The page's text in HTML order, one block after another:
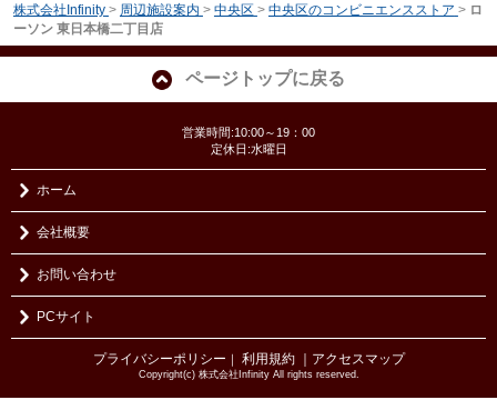
株式会社Infinity > 周辺施設案内 > 中央区 > 中央区のコンビニエンスストア > ロ
ーソン 東日本橋二丁目店
ページトップに戻る
営業時間:10:00～19：00
定休日:水曜日
ホーム
会社概要
お問い合わせ
PCサイト
プライバシーポリシー ｜ 利用規約 ｜アクセスマップ
Copyright(c) 株式会社Infinity All rights reserved.